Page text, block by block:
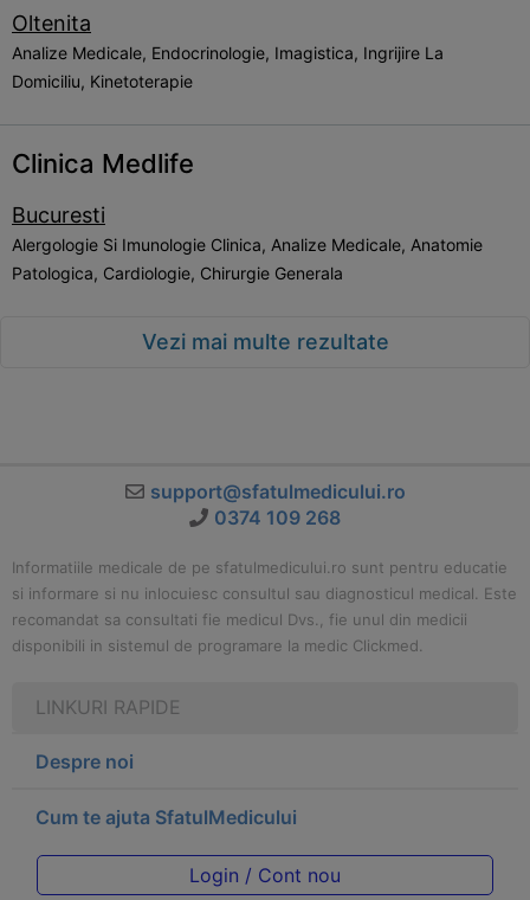
Oltenita
Analize Medicale, Endocrinologie, Imagistica, Ingrijire La
Domiciliu, Kinetoterapie
Clinica Medlife
Bucuresti
Alergologie Si Imunologie Clinica, Analize Medicale, Anatomie
Patologica, Cardiologie, Chirurgie Generala
Vezi mai multe rezultate
support@sfatulmedicului.ro
0374 109 268
Informatiile medicale de pe sfatulmedicului.ro sunt pentru educatie
si informare si nu inlocuiesc consultul sau diagnosticul medical. Este
recomandat sa consultati fie medicul Dvs., fie unul din medicii
disponibili in sistemul de programare la medic Clickmed.
LINKURI RAPIDE
Despre noi
Cum te ajuta SfatulMedicului
Login / Cont nou